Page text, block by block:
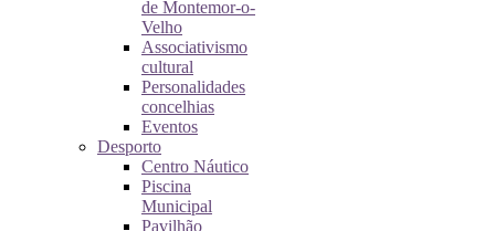
de Montemor-o-
Velho
Associativismo
cultural
Personalidades
concelhias
Eventos
Desporto
Centro Náutico
Piscina
Municipal
Pavilhão